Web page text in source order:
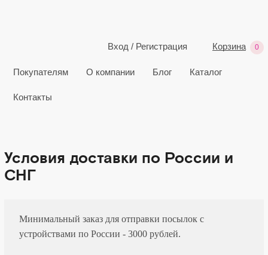
Вход / Регистрация Корзина
Покупателям О компании Блог Каталог
Контакты
Условия доставки по России и
СНГ
Минимальный заказ для отправки посылок с
устройствами по России - 3000 рублей.